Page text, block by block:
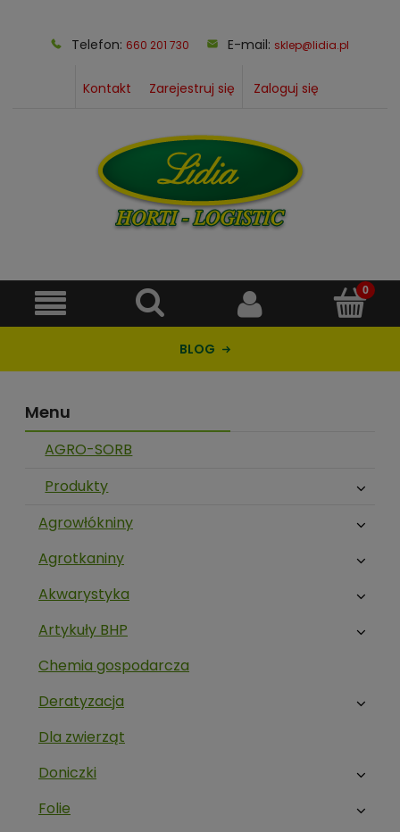
Telefon: 660 201 730 E-mail: sklep@lidia.pl
Kontakt Zarejestruj się Zaloguj się
BLOG
Menu
AGRO-SORB
Produkty
Agrowłókniny
Agrotkaniny
Akwarystyka
Artykuły BHP
Chemia gospodarcza
Deratyzacja
Dla zwierząt
Doniczki
Folie